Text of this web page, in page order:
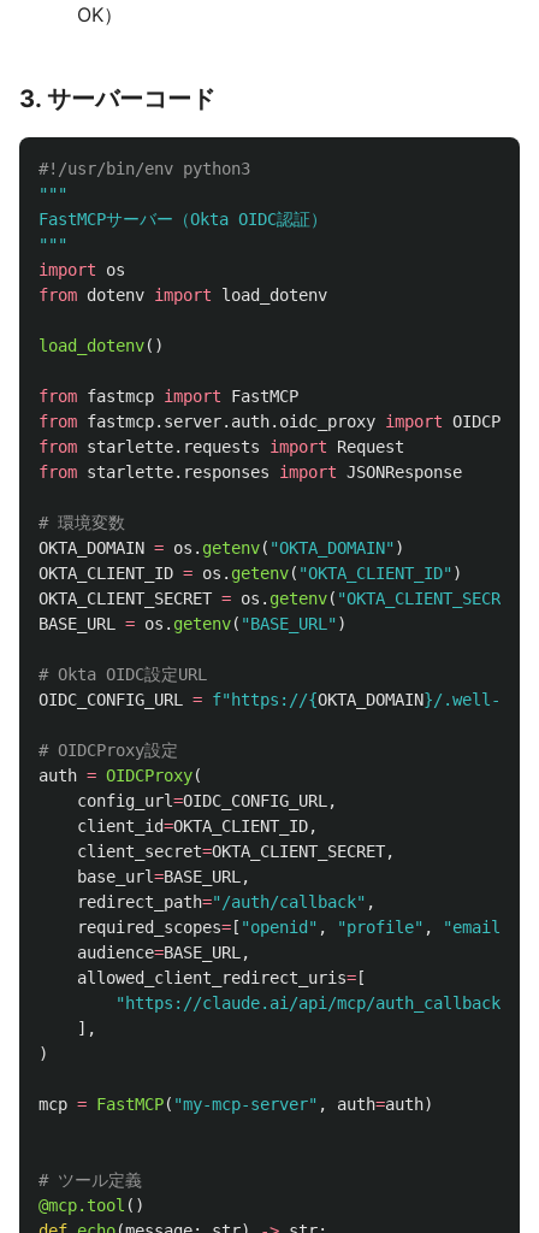
OK）
3. サーバーコード
"""
"""
import
os
from dotenv import load_dotenv
load_dotenv()
from fastmcp import
FastMCP
from fastmcp.server.auth.oidc_proxy import OIDCProxy
from starlette.requests import
Request
from starlette.responses import JSONResponse
OKTA_DOMAIN = os . getenv( "OKTA_DOMAIN" )
OKTA_CLIENT_ID = os . getenv( "OKTA_CLIENT_ID" )
OKTA_CLIENT_SECRET = os . getenv( "OKTA_CLIENT_SECRET
BASE_URL
= os . getenv( "BASE_URL " )
OIDC_CONFIG_URL
= f" https://{OKTA_DOMAIN}/.well-
auth = OIDCProxy(
config_url=OIDC_CONFIG_URL ,
client_id=OKTA_CLIENT_ID,
client_secret=OKTA_CLIENT_SECRET,
base_url=BASE_URL ,
redirect_path=" /auth/callback" ,
required_scopes= [ "openid " , "profile" , "email
audience=BASE_URL ,
allowed_client_redirect_uris= [
" https://claude.ai/api/mcp/auth_callback
],
)
mcp = FastMCP( "my-mcp-server" , auth=auth)
@mcp.tool ()